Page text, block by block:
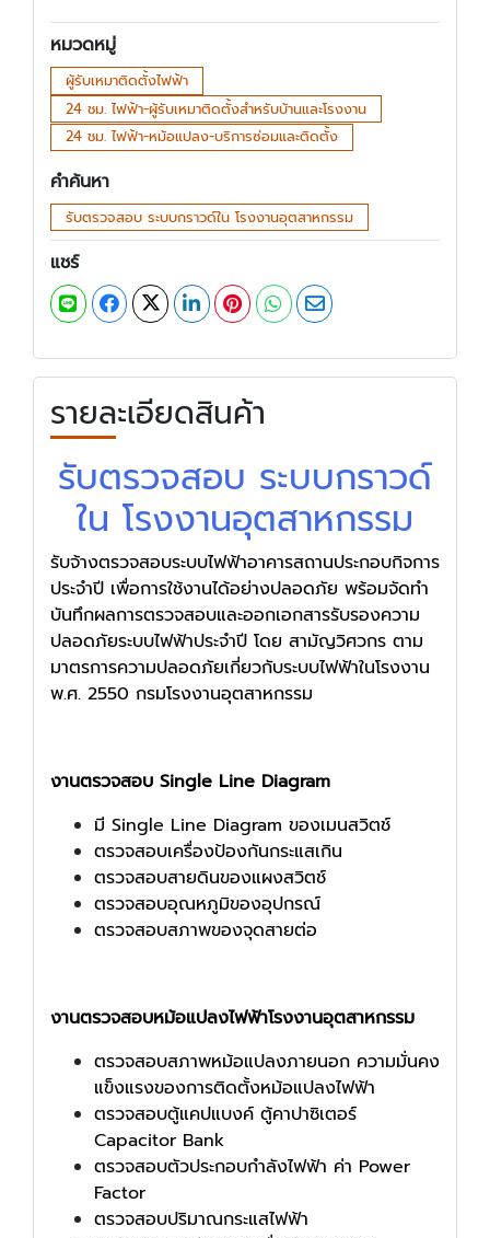
หมวดหมู่
ผู้รับเหมาติดตั้งไฟฟ้า
24 ชม. ไฟฟ้า-ผู้รับเหมาติดตั้งสำหรับบ้านและโรงงาน
24 ชม. ไฟฟ้า-หม้อแปลง-บริการซ่อมและติดตั้ง
คำค้นหา
รับตรวจสอบ ระบบกราวด์ใน โรงงานอุตสาหกรรม
แชร์
รายละเอียดสินค้า
รับตรวจสอบ ระบบกราวด์
ใน โรงงานอุตสาหกรรม
รับจ้างตรวจสอบระบบไฟฟ้าอาคารสถานประกอบกิจการ
ประจำปี เพื่อการใช้งานได้อย่างปลอดภัย พร้อมจัดทํา
บันทึกผลการตรวจสอบและออกเอกสารรับรองความ
ปลอดภัยระบบไฟฟ้าประจำปี โดย สามัญวิศวกร ตาม
มาตรการความปลอดภัยเกี่ยวกับระบบไฟฟ้าในโรงงาน
พ.ศ. 2550 กรมโรงงานอุตสาหกรรม
งานตรวจสอบ Single Line Diagram
มี Single Line Diagram ของเมนสวิตช์
ตรวจสอบเครื่องป้องกันกระแสเกิน
ตรวจสอบสายดินของแผงสวิตช์
ตรวจสอบอุณหภูมิของอุปกรณ์
ตรวจสอบสภาพของจุดสายต่อ
งานตรวจสอบหม้อแปลงไฟฟ้าโรงงานอุตสาหกรรม
ตรวจสอบสภาพหม้อแปลงภายนอก ความมั่นคง
แข็งแรงของการติดตั้งหม้อแปลงไฟฟ้า
ตรวจสอบตู้แคปแบงค์ ตู้คาปาซิเตอร์
Capacitor Bank
ตรวจสอบตัวประกอบกำลังไฟฟ้า ค่า Power
Factor
ตรวจสอบปริมาณกระแสไฟฟ้า